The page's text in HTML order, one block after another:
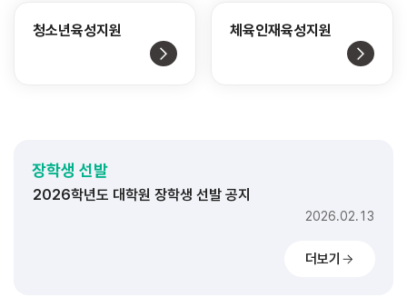
청소년육성지원 체육인재육성지원
장학생 선발
2026학년도 대학원 장학생 선발 공지
2026.02.13
2026.02.11
더보기